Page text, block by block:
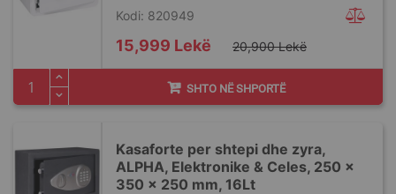
Kodi: 820949
Special
Price
15,999 Lekë 20,900 Lekë
SHTO NË SHPORTË
Kasaforte per shtepi dhe zyra,
ALPHA, Elektronike & Celes, 250 x
350 x 250 mm, 16Lt